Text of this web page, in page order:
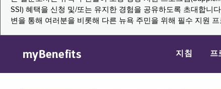
SSI) 혜택을 신청 및/또는 유지한 경험을 공유하도록 초대합니
변을 통해 여러분을 비롯해 다른 뉴욕 주민을 위해 필수 지원
myBenefits 지침 프